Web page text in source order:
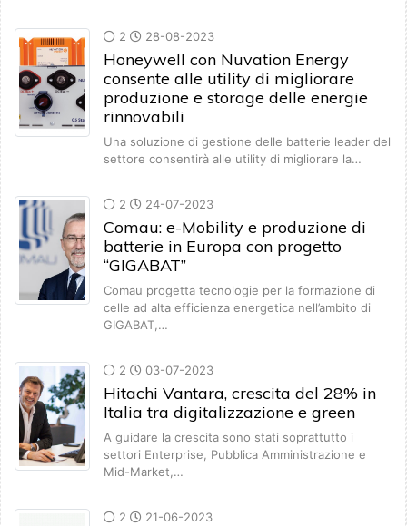
2 28-08-2023
Honeywell con Nuvation Energy
consente alle utility di migliorare
produzione e storage delle energie
rinnovabili
Una soluzione di gestione delle batterie leader del
settore consentirà alle utility di migliorare la…
2 24-07-2023
Comau: e-Mobility e produzione di
batterie in Europa con progetto
“GIGABAT”
Comau progetta tecnologie per la formazione di
celle ad alta efficienza energetica nell’ambito di
GIGABAT,…
2 03-07-2023
Hitachi Vantara, crescita del 28% in
Italia tra digitalizzazione e green
A guidare la crescita sono stati soprattutto i
settori Enterprise, Pubblica Amministrazione e
Mid-Market,…
2 21-06-2023